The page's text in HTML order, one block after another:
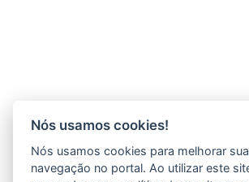
Nós usamos cookies!
Nós usamos cookies para melhorar
navegação no portal. Ao utilizar este